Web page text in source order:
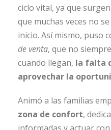
ciclo vital, ya que
que muchas veces no
inicio. Así mismo, puso
de venta, que no
cuando llegan, la falta
aprovechar la
Animó a las familias
zona de confort,
informadas y actuar